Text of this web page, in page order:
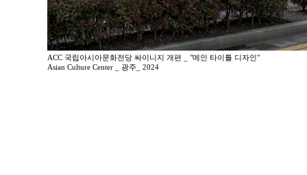
ACC 국립아시아문화전당 싸이니지 개편 _ "메인 타이틀 디자인"
Asian Culture Center _ 광주_ 2024